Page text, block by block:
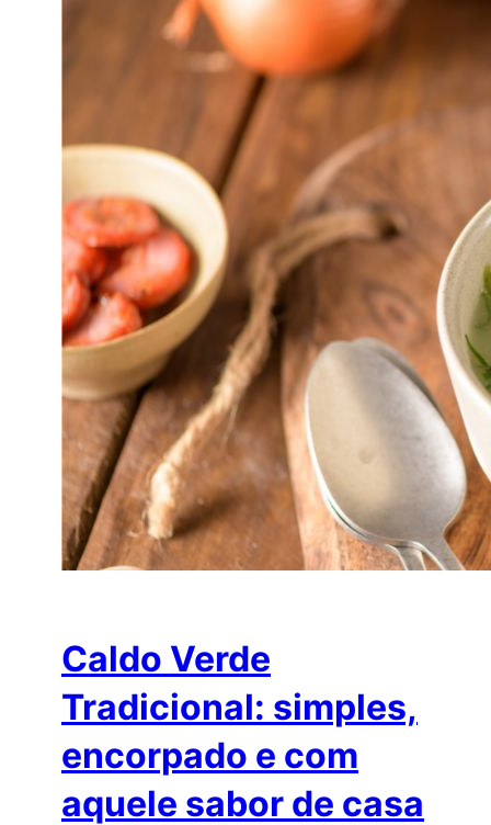
Caldo Verde
Tradicional: simples,
encorpado e com
aquele sabor de casa